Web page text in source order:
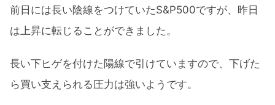
前日には長い陰線をつけていたS&P500ですが、昨日
は上昇に転じることができました。
長い下ヒゲを付けた陽線で引けていますので、下げた
ら買い支えられる圧力は強いようです。